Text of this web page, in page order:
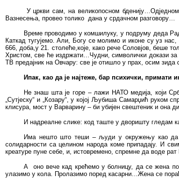
У цркви сам, на великопосном
Вазнесења, провео толико дана у срдачном разговору…
Време проводимо у комшилуку, у подруму деда
Каткад тугујемо. Али, Богу се молимо и иконе су уз
666, доба,у 21. столеће,које, како рече Соловјов, беше
Христом, све ће издржати…Чудни, символички докази
ТВ предајник на Овчару: све је отишло у прах, осим зида
Ипак, као да је најтеже, бар психички, примати
Не знаш шта је горе – лажи НАТО медија, који
„Сутјеску“ и „Козару“, у којој Љубиша Самарџић руком
клисура, мост у Варварину – би убијен свештеник и
И надреалне слике: код таште у дворишту гледам
Има нешто што теши – људи у окружењу као да
солидарности са целином народа коме припадају. И
креатуре пуне себе, и, истовремено, спремне да воде
А
оно вече кад крећемо у болницу, да се жена
улазимо у кола. Пролазимо поред касарни…Жена се